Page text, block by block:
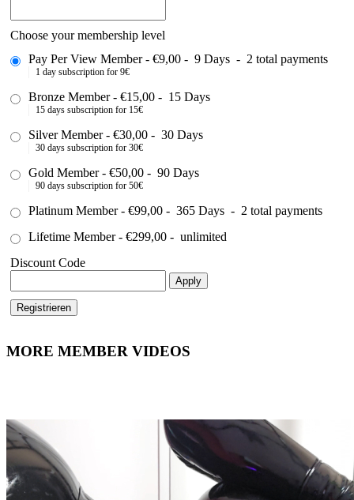
Choose your membership level
Pay Per View Member- €9,00 - 9 Days - 2 total payments
1 day subscription for 9€
Bronze Member- €15,00 - 15 Days
15 days subscription for 15€
Silver Member- €30,00 - 30 Days
30 days subscription for 30€
Gold Member- €50,00 - 90 Days
90 days subscription for 50€
Platinum Member- €99,00 - 365 Days - 2 total payments
Lifetime Member- €299,00 - unlimited
Discount Code
Apply
MORE MEMBER VIDEOS